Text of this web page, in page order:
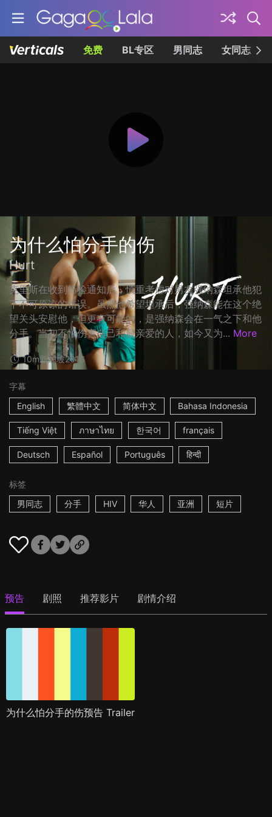
免费 BL专区 男同志 女同志
为什么怕分手的伤
Hurt
克里斯在收到筛检通知后，慎重考虑对男友强纳森坦承他犯
下不可原谅的错误。虽然他希望坦承后，强纳森能在这个绝
望关头安慰他，但更有可能的，是强纳森会在一气之下和他
分手。当初不怕伤害自己和最亲爱的人，如今又为... More
10m新加坡2016
字幕
English
繁體中文 简体中文 Bahasa Indonesia
Tiếng Việt ภาษาไทย 한국어 français
Deutsch Español Português हिन्दी
标签
男同志
分手 HIV 华人 亚洲 短片
预告 剧照 推荐影片 剧情介绍
为什么怕分手的伤预告 Trailer